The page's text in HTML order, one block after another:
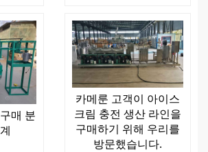
매 분
카메룬 고객이 아이스
크림 충전 생산 라인을
구매하기 위해 우리를
방문했습니다.